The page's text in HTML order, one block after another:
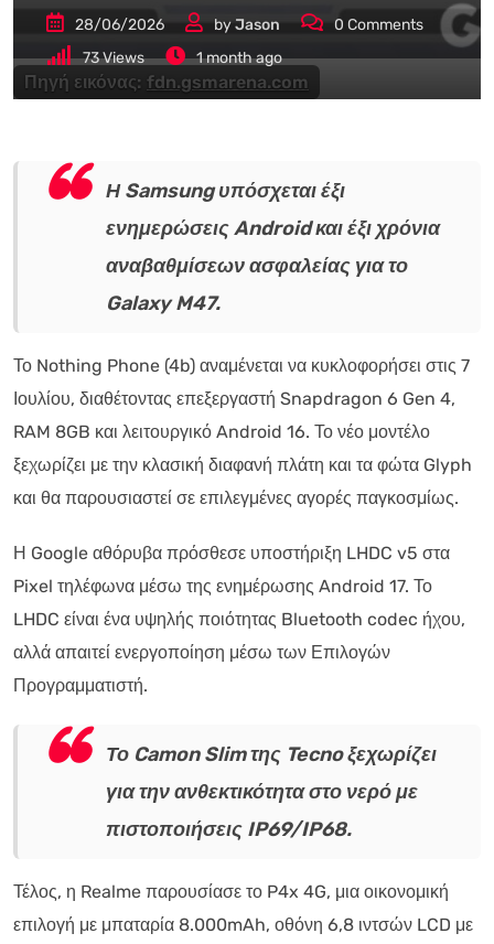
Πηγή εικόνας: fdn.gsmarena.com
28/06/2026 byJason 0 Comments
73Views 1 month ago
Η Samsung υπόσχεται έξι
ενημερώσεις Android και έξι χρόνια
αναβαθμίσεων ασφαλείας για το
Galaxy M47.
Το Nothing Phone (4b) αναμένεται να κυκλοφορήσει στις 7
Ιουλίου, διαθέτοντας επεξεργαστή Snapdragon 6 Gen 4,
RAM 8GB και λειτουργικό Android 16. Το νέο μοντέλο
ξεχωρίζει με την κλασική διαφανή πλάτη και τα φώτα Glyph
και θα παρουσιαστεί σε επιλεγμένες αγορές παγκοσμίως.
Η Google αθόρυβα πρόσθεσε υποστήριξη LHDC v5 στα
Pixel τηλέφωνα μέσω της ενημέρωσης Android 17. Το
LHDC είναι ένα υψηλής ποιότητας Bluetooth codec ήχου,
αλλά απαιτεί ενεργοποίηση μέσω των Επιλογών
Προγραμματιστή.
Το Camon Slim της Tecno ξεχωρίζει
για την ανθεκτικότητα στο νερό με
πιστοποιήσεις IP69/IP68.
Τέλος, η Realme παρουσίασε το P4x 4G, μια οικονομική
επιλογή με μπαταρία 8.000mAh, οθόνη 6,8 ιντσών LCD με